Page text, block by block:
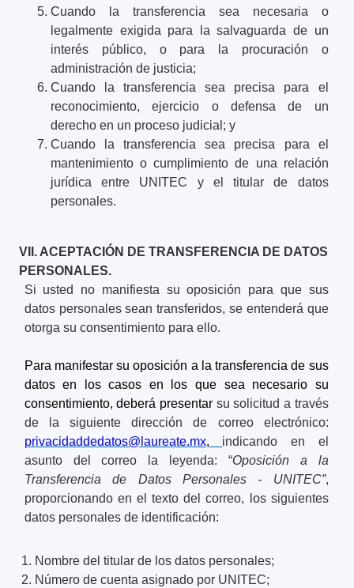
Cuando la transferencia sea necesaria o
legalmente exigida para la salvaguarda de un
interés público, o para la procuración o
administración de justicia;
Cuando la transferencia sea precisa para el
reconocimiento, ejercicio o defensa de un
derecho en un proceso judicial; y
Cuando la transferencia sea precisa para el
mantenimiento o cumplimiento de una relación
jurídica entre UNITEC y el titular de datos
personales.
VII. ACEPTACIÓN DE TRANSFERENCIA DE DATOS
PERSONALES.
Si usted no manifiesta su oposición para que sus
datos personales sean transferidos, se entenderá que
otorga su consentimiento para ello.
Para manifestar su oposición a la transferencia de sus
datos en los casos en los que sea necesario su
consentimiento, deberá presentar su solicitud a través
de la siguiente dirección de correo electrónico:
privacidaddedatos@laureate.mx, indicando en el
asunto del correo
la leyenda: “Oposición a la
Transferencia de Datos Personales - UNITEC”,
proporcionando en el texto del correo, los siguientes
datos personales de identificación:
Nombre del titular de los datos personales;
Número de cuenta asignado por UNITEC;